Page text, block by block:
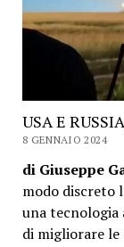
USA E
8 GENNAIO 2024
di Giuseppe
modo discreto
una tecnologia
di migliorare